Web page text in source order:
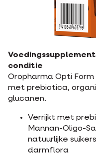
conditie
Oropharma Opti
met prebiotica,
glucanen.
Verrijkt met
Mannan-Oligo-
natuurlijke
darmflora